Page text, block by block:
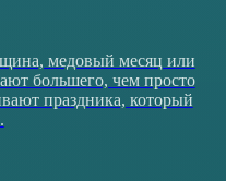
медовый месяц или
большего, чем просто
праздника, который